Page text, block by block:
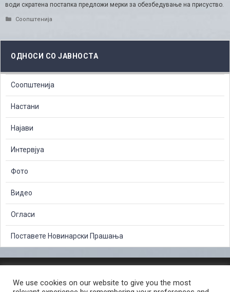
води скратена постапка предложи мерки за обезбедување на присуство.
Categories
Соопштенија
ОДНОСИ СО ЈАВНОСТА
Соопштенија
Настани
Најави
Интервјуа
Фото
Видео
Огласи
Поставете Новинарски Прашања
СЛОБОДЕН ПРИСТАП ДО ИНФОРМАЦИИ ОД ЈАВЕН КАРАКТЕР
We use cookies on our website to give you the most